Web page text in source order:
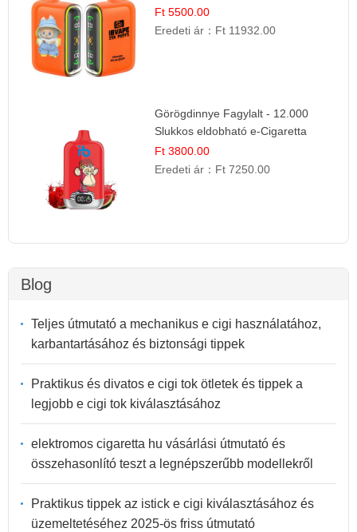
Ízélmény
Ft 5500.00
Eredeti ár： Ft 11932.00
Görögdinnye Fagylalt - 12.000
Slukkos eldobható e-Cigaretta
Ft 3800.00
Eredeti ár： Ft 7250.00
Blog
Teljes útmutató a mechanikus e cigi használatához,
karbantartásához és biztonsági tippek
Praktikus és divatos e cigi tok ötletek és tippek a
legjobb e cigi tok kiválasztásához
elektromos cigaretta hu vásárlási útmutató és
összehasonlító teszt a legnépszerűbb modellekről
Praktikus tippek az istick e cigi kiválasztásához és
üzemeltetéséhez 2025-ös friss útmutató